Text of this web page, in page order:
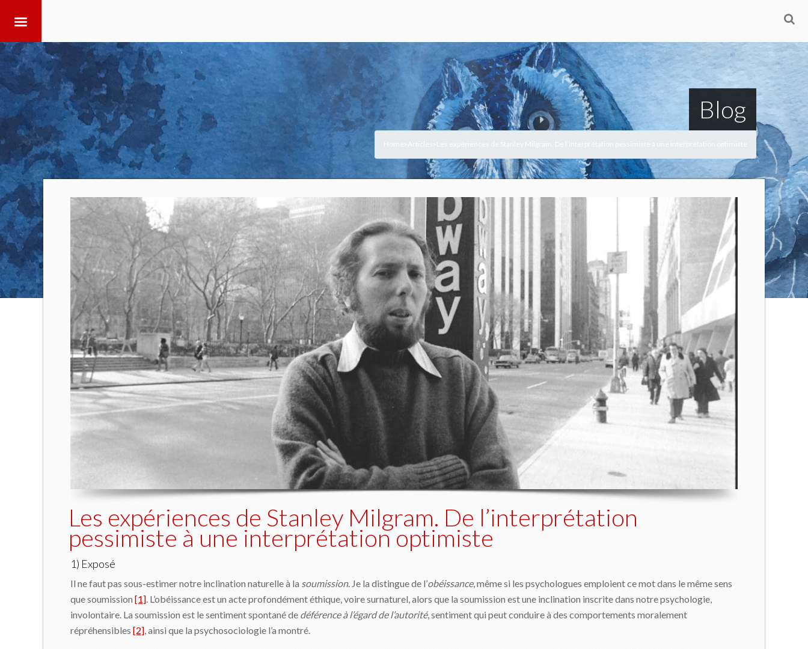
Blog
Les expériences de Stanley Milgram. De l’interprétation
pessimiste à une interprétation optimiste
1) Exposé
Il ne faut pas sous-estimer notre inclination naturelle à la soumission. Je la distingue de l’obéissance, même si les psychologues emploient ce mot dans le même sens
que soumission [1] . L’obéissance est un acte profondément éthique, voire surnaturel, alors que la soumission est une inclination inscrite dans notre psychologie,
involontaire. La soumission est le sentiment spontané de déférence à l’égard de l’autorité, sentiment qui peut conduire à des comportements moralement
répréhensibles [2] , ainsi que la psychosociologie l’a montré.